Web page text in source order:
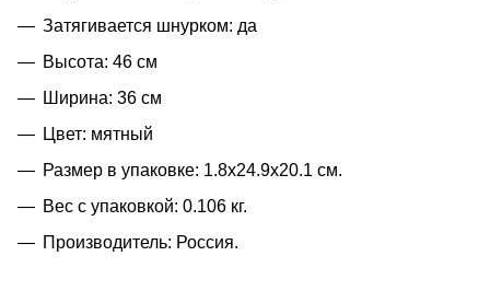
Затягивается шнурком: да
Высота: 46 см
Ширина: 36 см
Цвет: мятный
Размер в упаковке: 1.8x24.9x20.1 см.
Вес с упаковкой: 0.106 кг.
Производитель: Россия.